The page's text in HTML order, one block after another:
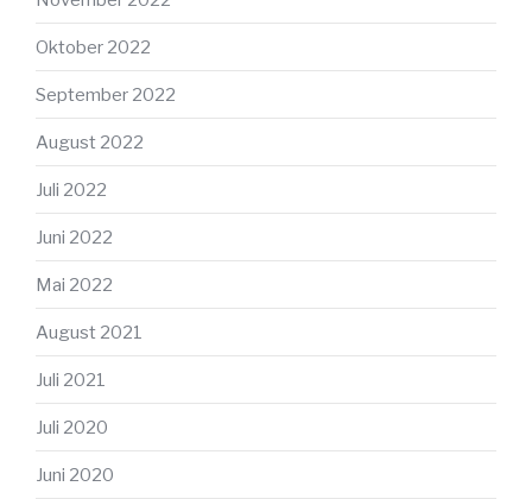
Oktober 2022
September 2022
August 2022
Juli 2022
Juni 2022
Mai 2022
August 2021
Juli 2021
Juli 2020
Juni 2020